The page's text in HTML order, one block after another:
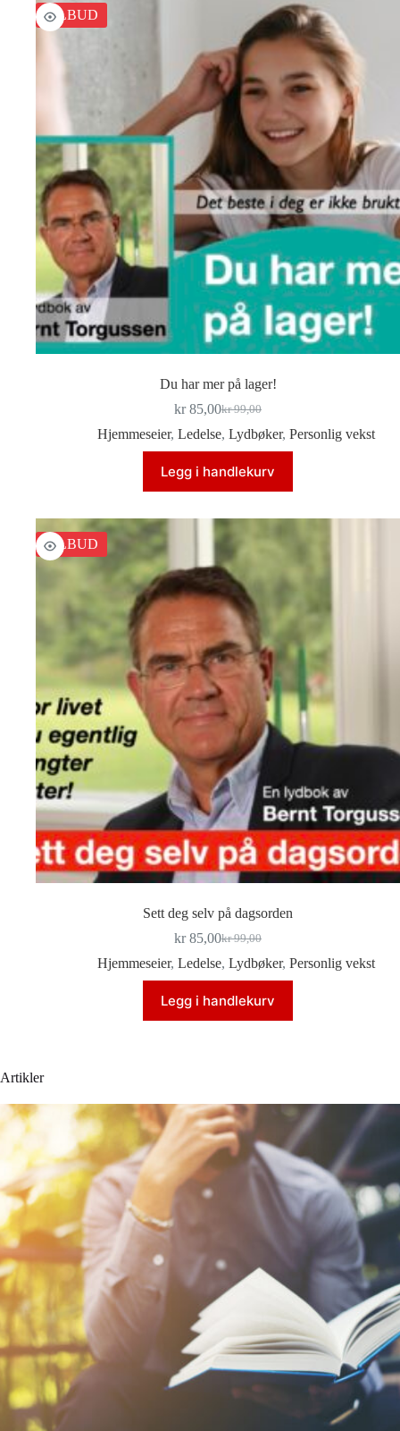
TILBUD
Du har mer på lager!
kr99,00
Opprinnelig
pris
var:
kr 99,00.
kr85,00Nåværende
pris
er:
kr 85,00.
Hjemmeseier, Ledelse, Lydbøker, Personlig vekst
Legg i handlekurv
TILBUD
Sett deg selv på dagsorden
kr99,00
Opprinnelig
pris
var:
kr 99,00.
kr85,00Nåværende
pris
er:
kr 85,00.
Hjemmeseier, Ledelse, Lydbøker, Personlig vekst
Legg i handlekurv
Artikler